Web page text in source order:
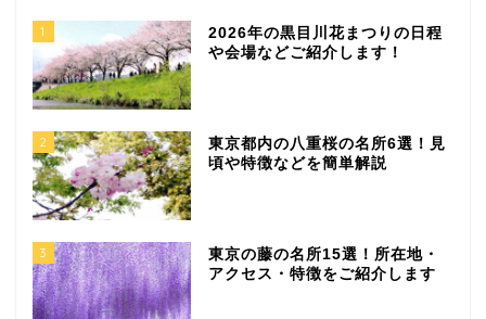
1
2026年の黒目川花まつりの日程
や会場などご紹介します！
2
東京都内の八重桜の名所6選！見
頃や特徴などを簡単解説
3
東京の藤の名所15選！所在地・
アクセス・特徴をご紹介します